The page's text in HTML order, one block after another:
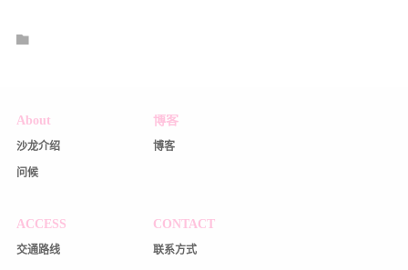
About
沙龙介绍
问候
博客
博客
ACCESS
交通路线
CONTACT
联系方式